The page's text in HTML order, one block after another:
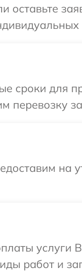
оставьте
сроки для
перевозку
на
работ и